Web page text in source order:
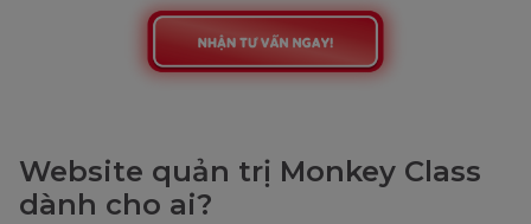
Website quản trị Monkey Class
dành cho ai?